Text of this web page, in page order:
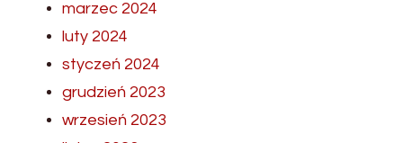
marzec 2024
luty 2024
styczeń 2024
grudzień 2023
wrzesień 2023